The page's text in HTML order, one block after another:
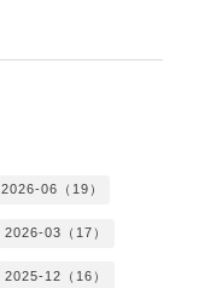
2026-06（19）
2026-03（17）
2025-12（16）